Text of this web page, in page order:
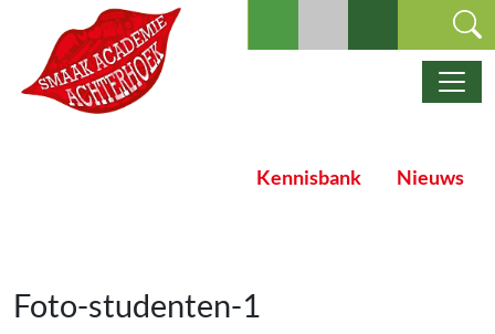
Ga naar de inhoud
Hoofdnavigatie
Kennisbank Nieuws
Foto-studenten-1